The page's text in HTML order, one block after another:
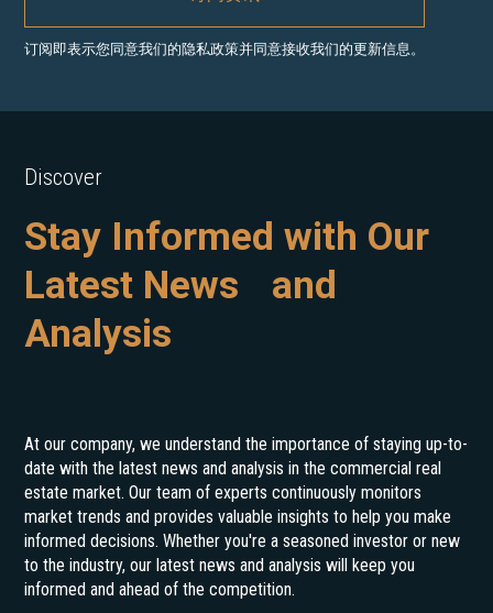
订阅即表示您同意我们的隐私政策并同意接收我们的更新信息。
Discover
Stay Informed with Our
Latest News and
Analysis
At our company, we understand the importance of staying up-to-
date with the latest news and analysis in the commercial real
estate market. Our team of experts continuously monitors
market trends and provides valuable insights to help you make
informed decisions. Whether you're a seasoned investor or new
to the industry, our latest news and analysis will keep you
informed and ahead of the competition.